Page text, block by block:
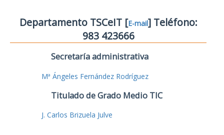
Departamento TSCeIT [E-mail] Teléfono:
983 423666
Secretaría administrativa
Mª Ángeles Fernández Rodríguez
Titulado de Grado Medio TIC
J. Carlos Brizuela Julve